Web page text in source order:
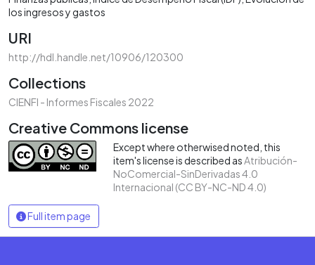
los ingresos y gastos
URI
http://hdl.handle.net/10906/120300
Collections
CIENFI - Informes Fiscales 2022
Creative Commons license
Except where otherwised noted, this
item's license is described asAtribución-
NoComercial-SinDerivadas 4.0
Internacional (CC BY-NC-ND 4.0)
Full item page